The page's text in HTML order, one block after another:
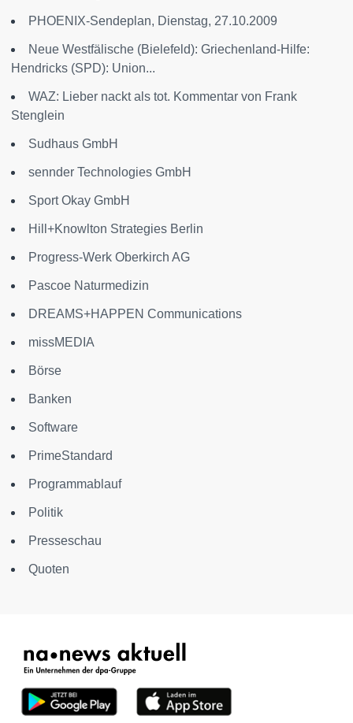
PHOENIX-Sendeplan, Dienstag, 27.10.2009
Neue Westfälische (Bielefeld): Griechenland-Hilfe:
Hendricks (SPD): Union...
WAZ: Lieber nackt als tot. Kommentar von Frank
Stenglein
Sudhaus GmbH
sennder Technologies GmbH
Sport Okay GmbH
Hill+Knowlton Strategies Berlin
Progress-Werk Oberkirch AG
Pascoe Naturmedizin
DREAMS+HAPPEN Communications
missMEDIA
Börse
Banken
Software
PrimeStandard
Programmablauf
Politik
Presseschau
Quoten